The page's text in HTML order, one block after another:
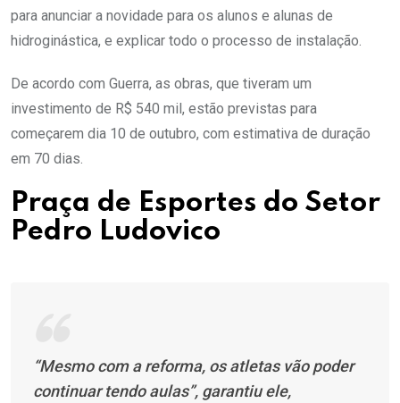
para anunciar a novidade para os alunos e alunas de
hidroginástica, e explicar todo o processo de instalação.
De acordo com Guerra, as obras, que tiveram um
investimento de R$ 540 mil, estão previstas para
começarem dia 10 de outubro, com estimativa de duração
em 70 dias.
Praça de Esportes do Setor
Pedro Ludovico
“Mesmo com a reforma, os atletas vão poder
continuar tendo aulas”, garantiu ele,